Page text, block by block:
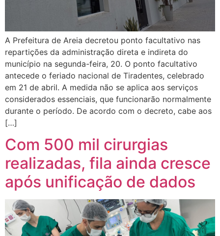
A Prefeitura de Areia decretou ponto facultativo nas
repartições da administração direta e indireta do
município na segunda-feira, 20. O ponto facultativo
antecede o feriado nacional de Tiradentes, celebrado
em 21 de abril. A medida não se aplica aos serviços
considerados essenciais, que funcionarão normalmente
durante o período. De acordo com o decreto, cabe aos
[…]
Com 500 mil cirurgias
realizadas, fila ainda cresce
após unificação de dados